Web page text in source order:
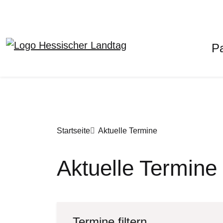
Pfadnavigation
Startseite Aktuelle Termine
Aktuelle Termine